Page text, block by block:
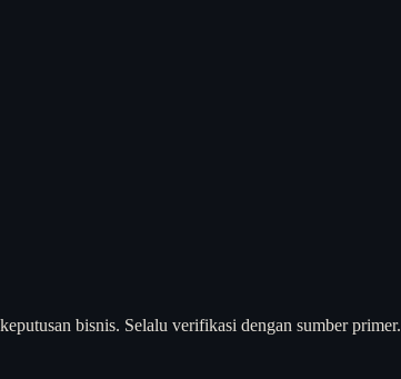
bisnis. Selalu verifikasi dengan sumber primer.